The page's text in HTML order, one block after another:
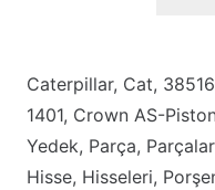
Caterpillar, Cat,
1401, Crown AS-
Yedek, Parça,
Hisse, Hisseleri,